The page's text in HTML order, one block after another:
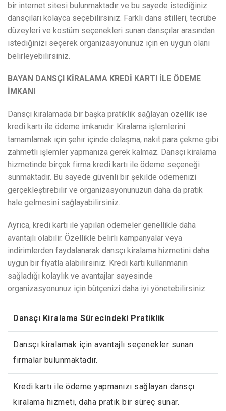
bir internet sitesi bulunmaktadır ve bu sayede istediğiniz
dansçıları kolayca seçebilirsiniz. Farklı dans stilleri, tecrübe
düzeyleri ve kostüm seçenekleri sunan dansçılar arasından
istediğinizi seçerek organizasyonunuz için en uygun olanı
belirleyebilirsiniz.
BAYAN DANSÇI KİRALAMA KREDİ KARTI İLE ÖDEME
İMKANI
Dansçı kiralamada bir başka pratiklik sağlayan özellik ise
kredi kartı ile ödeme imkanıdır. Kiralama işlemlerini
tamamlamak için şehir içinde dolaşma, nakit para çekme gibi
zahmetli işlemler yapmanıza gerek kalmaz. Dansçı kiralama
hizmetinde birçok firma kredi kartı ile ödeme seçeneği
sunmaktadır. Bu sayede güvenli bir şekilde ödemenizi
gerçekleştirebilir ve organizasyonunuzun daha da pratik
hale gelmesini sağlayabilirsiniz.
Ayrıca, kredi kartı ile yapılan ödemeler genellikle daha
avantajlı olabilir. Özellikle belirli kampanyalar veya
indirimlerden faydalanarak dansçı kiralama hizmetini daha
uygun bir fiyatla alabilirsiniz. Kredi kartı kullanmanın
sağladığı kolaylık ve avantajlar sayesinde
organizasyonunuz için bütçenizi daha iyi yönetebilirsiniz.
Dansçı Kiralama Sürecindeki Pratiklik
Dansçı kiralamak için avantajlı seçenekler sunan
firmalar bulunmaktadır.
Kredi kartı ile ödeme yapmanızı sağlayan dansçı
kiralama hizmeti, daha pratik bir süreç sunar.